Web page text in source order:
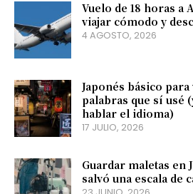
Vuelo de 18 horas a
viajar cómodo y
4 AGOSTO, 2026
Japonés básico para
palabras que sí usé
hablar el idioma)
17 JULIO, 2026
Guardar maletas en
salvó una escala de